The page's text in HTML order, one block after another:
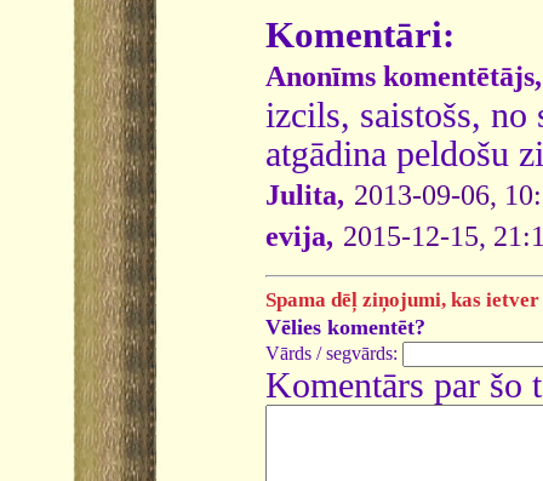
Komentāri:
Anonīms komentētājs,
izcils, saistošs,
atgādina peldošu
Julita, 2013-09-06,
evija, 2015-12-15,
Spama dēļ ziņojumi, kas
Vēlies komentēt?
Vārds / segvārds:
Komentārs par šo